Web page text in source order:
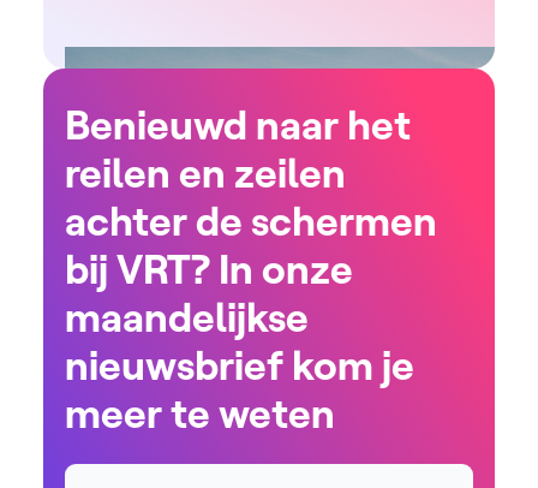
Benieuwd naar het
reilen en zeilen
achter de schermen
bij VRT? In onze
maandelijkse
nieuwsbrief kom je
meer te weten
Naam